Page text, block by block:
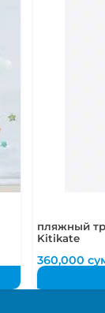
пляжный
Kitikate
360,000